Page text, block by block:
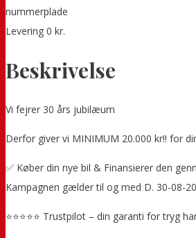
nummerplade
Levering 0 kr.
Beskrivelse
Vi fejrer 30 års jubilæum
Derfor giver vi MINIMUM 20.000 kr!! for
✅ Køber din nye bil & Finansierer den
Kampagnen gælder til og med D. 30-08-
⭐⭐⭐⭐⭐ Trustpilot – din garanti for tryg